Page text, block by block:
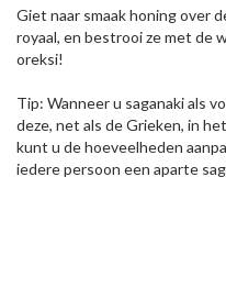
Giet naar smaak honing over
royaal, en bestrooi ze met de
oreksi!
Tip: Wanneer u saganaki als
deze, net als de Grieken, in
kunt u de hoeveelheden
iedere persoon een aparte